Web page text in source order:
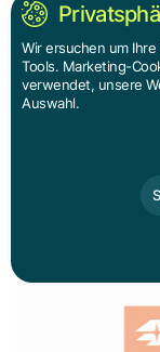
Wir ersuchen um
Tools. Marketing-
verwendet, unsere
Auswahl.